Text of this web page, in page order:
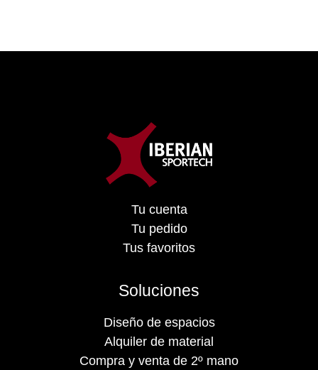
Tu cuenta
Tu pedido
Tus favoritos
Soluciones
Diseño de espacios
Alquiler de material
Compra y venta de 2º mano